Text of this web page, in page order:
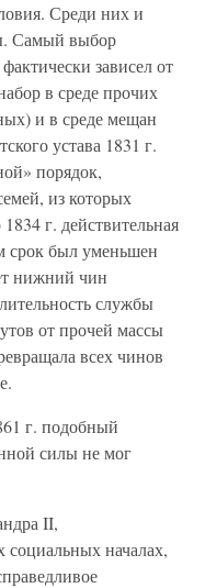
Среди них и
Самый выбор
зависел от
в среде прочих
и в среде мещан
устава 1831 г.
порядок,
из которых
г. действительная
срок был уменьшен
нижний чин
службы
от прочей массы
всех чинов
г. подобный
силы не мог
II,
началах,